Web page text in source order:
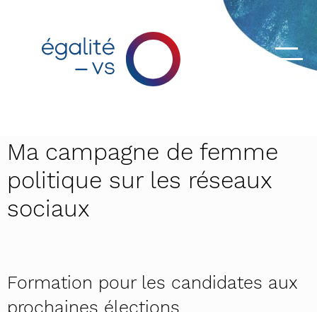
Ma campagne de femme
politique sur les réseaux
sociaux
Formation pour les candidates aux
prochaines élections